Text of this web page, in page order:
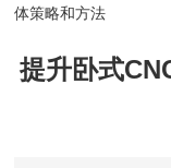
体策略和方法
提升卧式